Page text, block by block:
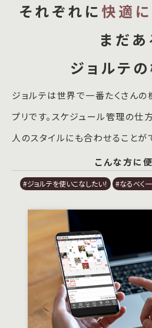
それぞれに 快適に
まだあ
ジョルテの
ジョルテは世界で一番たくさん
プリです。スケジュール管理の仕
人のスタイルにも合わせることが
こんな方に便
#ジョルテを使いこなしたい！ #なるべく